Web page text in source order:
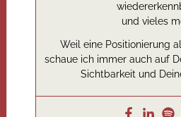
und vieles
Weil eine Positionierung
schaue ich immer auch auf
Sichtbarkeit und